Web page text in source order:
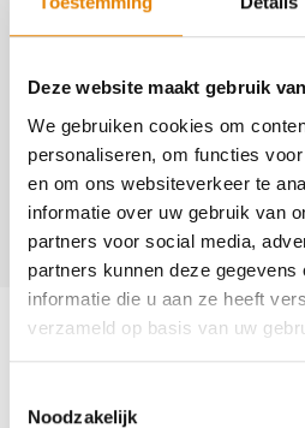
Deze website maakt gebruik
We gebruiken cookies om
personaliseren, om functies
en om ons websiteverkeer te
informatie over uw gebruik van
partners voor social media,
partners kunnen deze
informatie die u aan ze heeft
verzameld op basis van uw
Noodzakelijk
Aagje Merlevede
+32(0)50 36 22 75
+32(0)468 18 44 86
aagje.merlevede@telenet.be
Aankomende